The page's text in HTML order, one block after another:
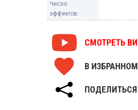
Число
эффектов:
СМОТРЕТЬ
В ИЗБРАННОМ
ПОДЕЛИТЬСЯ